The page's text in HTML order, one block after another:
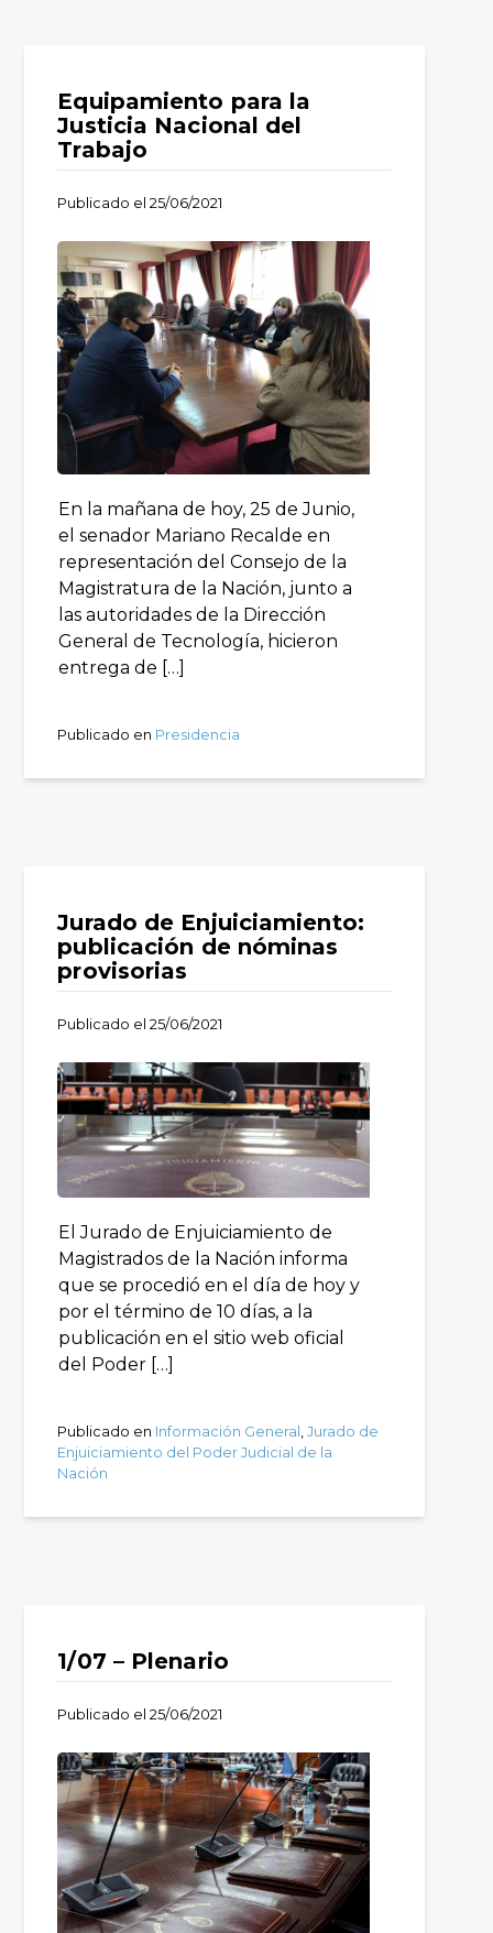
Equipamiento para la
Justicia Nacional del
Trabajo
Publicado el25/06/2021
En la mañana de hoy, 25 de Junio,
el senador Mariano Recalde en
representación del Consejo de la
Magistratura de la Nación, junto a
las autoridades de la Dirección
General de Tecnología, hicieron
entrega de […]
Publicado en Presidencia
Jurado de Enjuiciamiento:
publicación de nóminas
provisorias
Publicado el25/06/2021
El Jurado de Enjuiciamiento de
Magistrados de la Nación informa
que se procedió en el día de hoy y
por el término de 10 días, a la
publicación en el sitio web oficial
del Poder […]
Publicado en Información General ,Jurado de
Enjuiciamiento del Poder Judicial de la
Nación
1/07 – Plenario
Publicado el25/06/2021